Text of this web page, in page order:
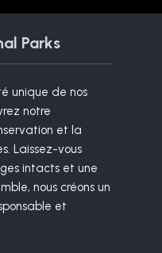
Parks
unique de nos
notre
et la
Laissez-vous
intacts et une
nous créons un
et